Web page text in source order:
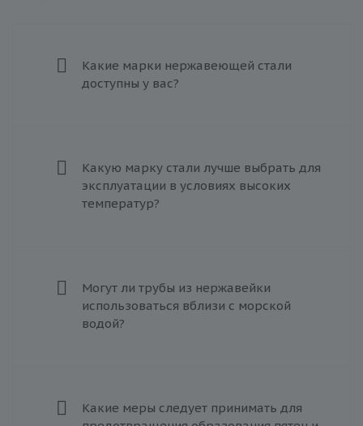
Какие марки нержавеющей стали
доступны у вас?
Какую марку стали лучше выбрать для
эксплуатации в условиях высоких
температур?
Могут ли трубы из нержавейки
использоваться вблизи с морской
водой?
Какие меры следует принимать для